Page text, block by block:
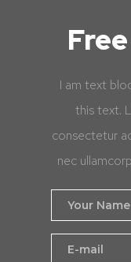
I am text
this text.
consectetur
nec